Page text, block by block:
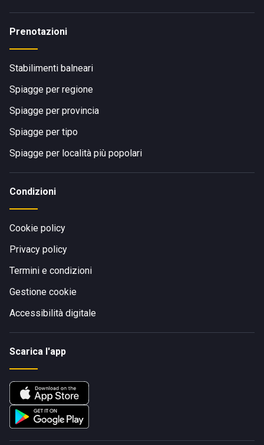
Prenotazioni
Stabilimenti balneari
Spiagge per regione
Spiagge per provincia
Spiagge per tipo
Spiagge per località più popolari
Condizioni
Cookie policy
Privacy policy
Termini e condizioni
Gestione cookie
Accessibilità digitale
Scarica l'app